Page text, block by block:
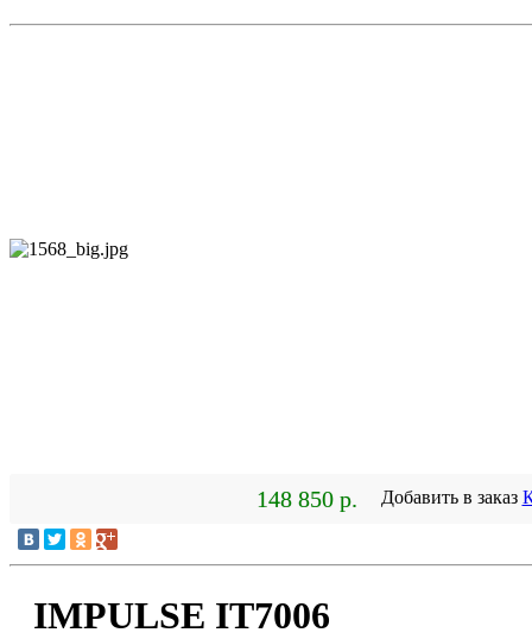
148 850 р. Добавить в заказ
IMPULSE IT7006